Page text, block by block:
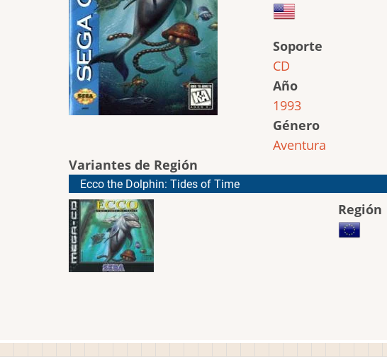
Soporte
CD
Año
1993
Género
Aventura
Variantes de Región
Ecco the Dolphin: Tides of Time
Región